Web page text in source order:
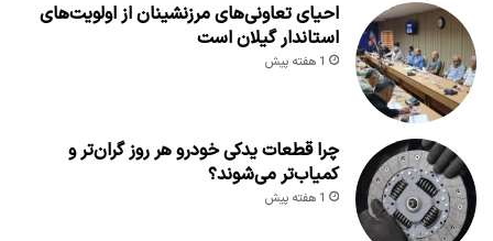
احیای تعاونی‌های مرزنشینان از اولویت‌های
استاندار گیلان است
1 هفته پیش
چرا قطعات یدکی خودرو هر روز گران‌تر و
کمیاب‌تر می‌شوند؟
1 هفته پیش